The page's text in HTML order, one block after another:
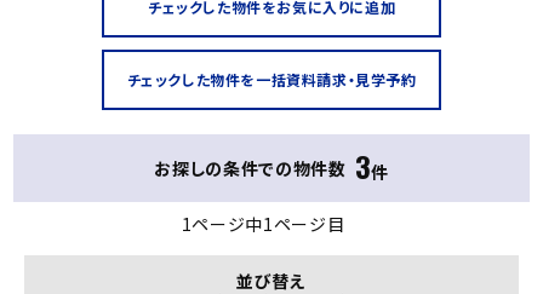
お探しの条件での物件数 3件
1ページ中1ページ目
並び替え